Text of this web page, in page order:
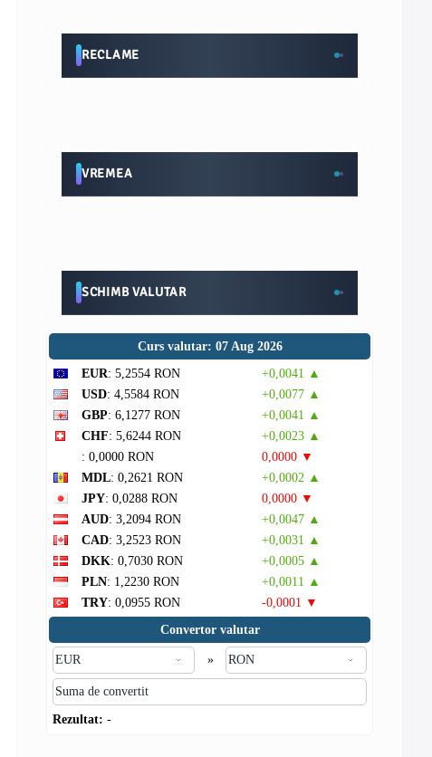
RECLAME
VREMEA
SCHIMB VALUTAR
Curs valutar: 07 Aug 2026
EUR: 5,2554 RON
+0,0041 ▲
USD: 4,5584 RON
+0,0077 ▲
GBP: 6,1277 RON
+0,0041 ▲
CHF: 5,6244 RON
+0,0023 ▲
: 0,0000 RON
0,0000 ▼
MDL: 0,2621 RON
+0,0002 ▲
JPY: 0,0288 RON
0,0000 ▼
AUD: 3,2094 RON
+0,0047 ▲
CAD: 3,2523 RON
+0,0031 ▲
DKK: 0,7030 RON
+0,0005 ▲
PLN: 1,2230 RON
+0,0011 ▲
TRY: 0,0955 RON
-0,0001 ▼
Convertor valutar
»
Rezultat: -